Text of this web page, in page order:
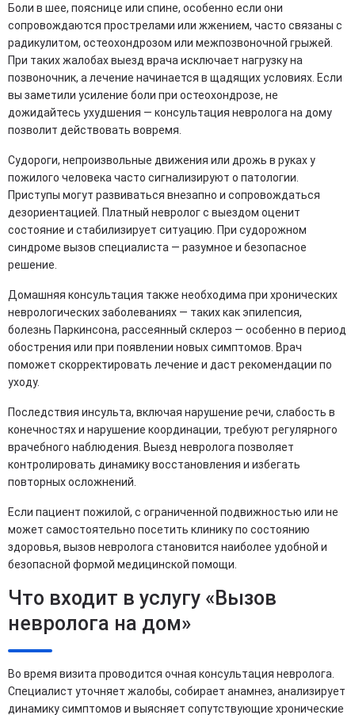
Боли в шее, пояснице или спине, особенно если они
сопровождаются прострелами или жжением, часто связаны с
радикулитом, остеохондрозом или межпозвоночной грыжей.
При таких жалобах выезд врача исключает нагрузку на
позвоночник, а лечение начинается в щадящих условиях. Если
вы заметили усиление боли при остеохондрозе, не
дожидайтесь ухудшения — консультация невролога на дому
позволит действовать вовремя.
Судороги, непроизвольные движения или дрожь в руках у
пожилого человека часто сигнализируют о патологии.
Приступы могут развиваться внезапно и сопровождаться
дезориентацией. Платный невролог с выездом оценит
состояние и стабилизирует ситуацию. При судорожном
синдроме вызов специалиста — разумное и безопасное
решение.
Домашняя консультация также необходима при хронических
неврологических заболеваниях — таких как эпилепсия,
болезнь Паркинсона, рассеянный склероз — особенно в период
обострения или при появлении новых симптомов. Врач
поможет скорректировать лечение и даст рекомендации по
уходу.
Последствия инсульта, включая нарушение речи, слабость в
конечностях и нарушение координации, требуют регулярного
врачебного наблюдения. Выезд невролога позволяет
контролировать динамику восстановления и избегать
повторных осложнений.
Если пациент пожилой, с ограниченной подвижностью или не
может самостоятельно посетить клинику по состоянию
здоровья, вызов невролога становится наиболее удобной и
безопасной формой медицинской помощи.
Что входит в услугу «Вызов
невролога на дом»
Во время визита проводится очная консультация невролога.
Специалист уточняет жалобы, собирает анамнез, анализирует
динамику симптомов и выясняет сопутствующие хронические